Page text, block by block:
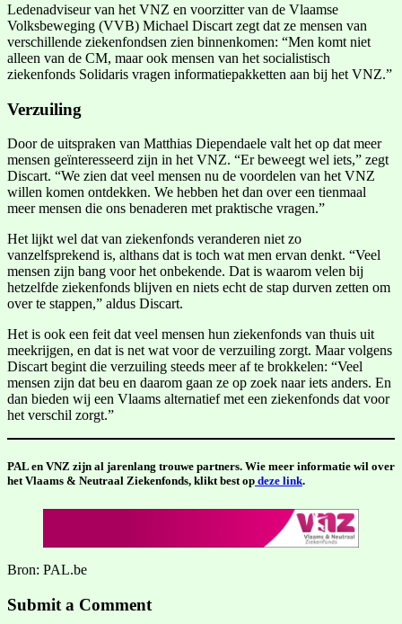
Ledenadviseur van het VNZ en voorzitter van de Vlaamse
Volksbeweging (VVB) Michael Discart zegt dat ze mensen van
verschillende ziekenfondsen zien binnenkomen: “Men komt niet
alleen van de CM, maar ook mensen van het socialistisch
ziekenfonds Solidaris vragen informatiepakketten aan bij het VNZ.”
Verzuiling
Door de uitspraken van Matthias Diependaele valt het op dat meer
mensen geïnteresseerd zijn in het VNZ. “Er beweegt wel iets,” zegt
Discart. “We zien dat veel mensen nu de voordelen van het VNZ
willen komen ontdekken. We hebben het dan over een tienmaal
meer mensen die ons benaderen met praktische vragen.”
Het lijkt wel dat van ziekenfonds veranderen niet zo
vanzelfsprekend is, althans dat is toch wat men ervan denkt. “Veel
mensen zijn bang voor het onbekende. Dat is waarom velen bij
hetzelfde ziekenfonds blijven en niets echt de stap durven zetten om
over te stappen,” aldus Discart.
Het is ook een feit dat veel mensen hun ziekenfonds van thuis uit
meekrijgen, en dat is net wat voor de verzuiling zorgt. Maar volgens
Discart begint die verzuiling steeds meer af te brokkelen: “Veel
mensen zijn dat beu en daarom gaan ze op zoek naar iets anders. En
dan bieden wij een Vlaams alternatief met een ziekenfonds dat voor
het verschil zorgt.”
PAL en VNZ zijn al jarenlang trouwe partners. Wie meer informatie wil over
het Vlaams & Neutraal Ziekenfonds, klikt best op deze link.
Bron: PAL.be
Submit a Comment